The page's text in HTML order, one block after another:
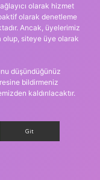
olarak hizmet
olarak denetleme
Ancak, üyelerimiz
olup, siteye üye olarak
düşündüğünüz
bildirmeniz
kaldırılacaktır.